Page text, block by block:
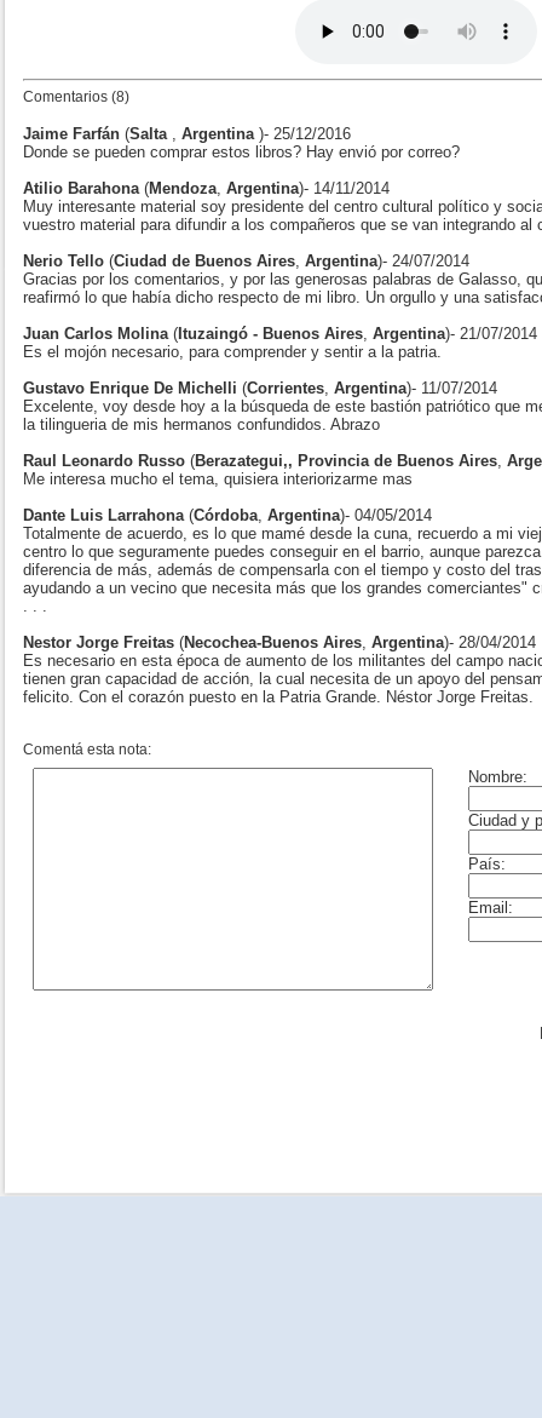
Comentarios (8)
Jaime Farfán (Salta Argentina )- 25/12/2016
Donde se pueden comprar estos libros? Hay envió por correo?
Atilio Barahona (Mendoza Argentina)- 14/11/2014
Muy interesante material soy presidente del centro cultural político y
vuestro material para difundir a los compañeros que se van integrando al
Nerio Tello (Ciudad de Buenos Aires Argentina)- 24/07/2014
Gracias por los comentarios, y por las generosas palabras de Galasso,
reafirmó lo que había dicho respecto de mi libro. Un orgullo y una
Juan Carlos Molina ( Ituzaingó - Buenos Aires Argentina)- 21/07/2014
Es el mojón necesario, para comprender y sentir a la patria.
Gustavo Enrique De Michelli (Corrientes Argentina)- 11/07/2014
Excelente, voy desde hoy a la búsqueda de este bastión patriótico que
la tilingueria de mis hermanos confundidos. Abrazo
Raul Leonardo Russo (Berazategui,, Provincia de Buenos Aires
Me interesa mucho el tema, quisiera interiorizarme mas
Dante Luis Larrahona (Córdoba Argentina)- 04/05/2014
Totalmente de acuerdo, es lo que mamé desde la cuna, recuerdo a mi
centro lo que seguramente puedes conseguir en el barrio, aunque
diferencia de más, además de compensarla con el tiempo y costo del
ayudando a un vecino que necesita más que los grandes comerciantes"
Nestor Jorge Freitas (Necochea-Buenos Aires Argentina)- 28/04/2014
Es necesario en esta época de aumento de los militantes del campo
tienen gran capacidad de acción, la cual necesita de un apoyo del
felicito. Con el corazón puesto en la Patria Grande. Néstor Jorge Freitas.
Comentá esta nota: